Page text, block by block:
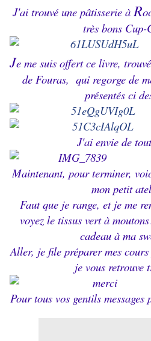
J'ai trouvé une pâtisserie àR
très bons
Je me suis offert ce livre,
de Fouras, qui regorge de
présentés ci
J'ai envie de
Maintenant, pour terminer,
mon petit
Faut que je range, et je me
voyez le tissus vert à
cadeau à ma
Aller, je file préparer mes
je vous retrouve
Pour tous vos gentils